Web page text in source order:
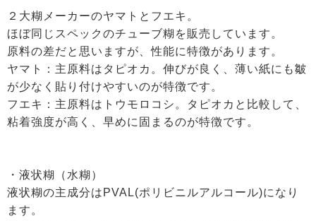
２大糊メーカーのヤマトとフエキ。
ほぼ同じスペックのチューブ糊を販売しています。
原料の差だと思いますが、性能に特徴があります。
ヤマト：主原料はタピオカ。伸びが良く、薄い紙にも皺
が少なく貼り付けやすいのが特徴です。
フエキ：主原料はトウモロコシ。タピオカと比較して、
粘着強度が高く、早めに固まるのが特徴です。
・液状糊（水糊）
液状糊の主成分はPVAL(ポリビニルアルコール)になり
ます。